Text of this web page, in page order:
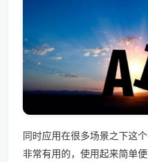
同时应用在很多场景之下这
非常有用的，使用起来简单